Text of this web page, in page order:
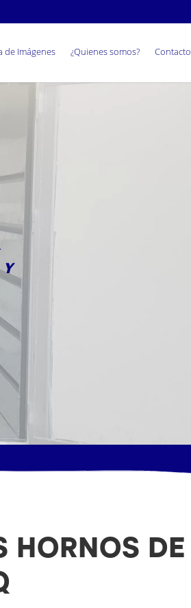
de Imágenes ¿Quienes somos? Contacto
Y
HORNOS DE